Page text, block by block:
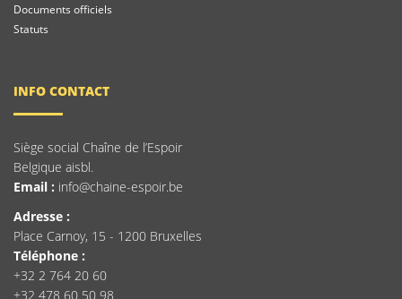
Documents officiels
Statuts
INFO CONTACT
Siège social Chaîne de l’Espoir
Belgique aisbl.
Email : info@chaine-espoir.be
Adresse :
Place Carnoy, 15 - 1200 Bruxelles
Téléphone :
+32 2 764 20 60
+32 478 60 50 98